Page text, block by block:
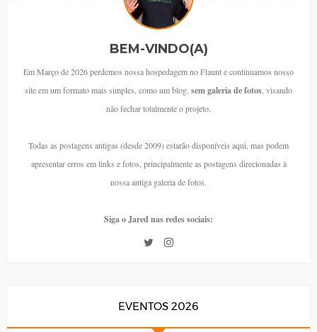
BEM-VINDO(A)
Em Março de 2026 perdemos nossa hospedagem no Flaunt e continuamos nosso
site em um formato mais simples, como um blog, sem galeria de fotos , visando
não fechar totalmente o projeto.
Todas as postagens antigas (desde 2009) estarão disponíveis aqui, mas podem
apresentar erros em links e fotos, principalmente as postagens direcionadas à
nossa antiga galeria de fotos.
Siga o Jared nas redes sociais:
EVENTOS 2026